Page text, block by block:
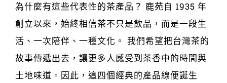
為什麼有這些代表性的茶產品？ 鹿苑自 1935 年
創立以來，始終相信茶不只是飲品，而是一段生
活、一次陪伴、一種文化。 我們希望把台灣茶的
故事傳遞出去，讓更多人感受到茶香中的時間與
土地味道。因此，這四個經典的產品線便誕生